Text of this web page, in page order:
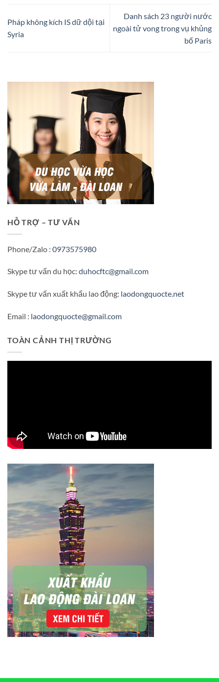
Pháp không kích IS dữ dội tại
Syria
Danh sách 23 người nước
ngoài tử vong trong vụ khủng
bố Paris
HỖ TRỢ – TƯ VẤN
Phone/Zalo : 0973575980
Skype tư vấn du học: duhocftc@gmail.com
Skype tư vấn xuất khẩu lao động: laodongquocte.net
Email : laodongquocte@gmail.com
TOÀN CẢNH THỊ TRƯỜNG